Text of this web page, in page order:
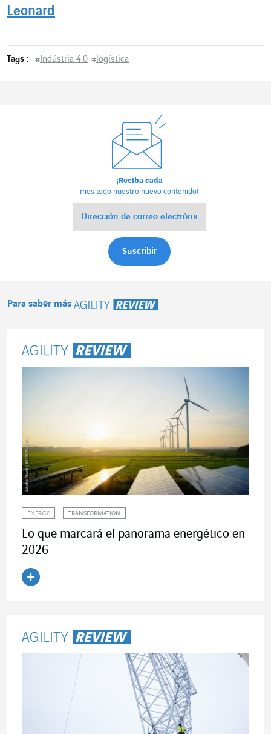
Leonard
Tags : #Indústria 4.0 #logística
¡Reciba cada
mes todo nuestro nuevo contenido!
Para saber más
ENERGY TRANSFORMATION
Lo que marcará el panorama energético en
2026